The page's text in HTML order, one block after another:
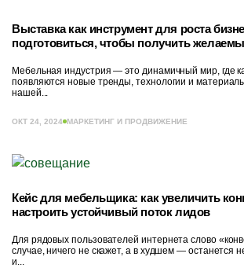
Выставка как инструмент для роста
подготовиться, чтобы получить
Мебельная индустрия — это динамичный мир, где
появляются новые тренды, технологии и
нашей...
ОКТ 24, 2024 МАРКЕТИНГ И ПРОДВИЖЕНИЕ
Кейс для мебельщика: как увеличить
настроить устойчивый поток лидов
Для рядовых пользователей интернета слово
случае, ничего не скажет, а в худшем — останется
и...